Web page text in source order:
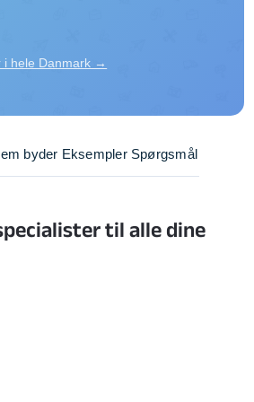
i hele Danmark →
byder Eksempler Spørgsmål
til alle dine